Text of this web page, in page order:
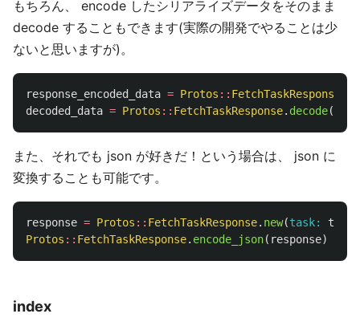
もちろん、 encode したシリアライズデータをそのまま
decode することもできます(実際の開発でやることは少
ないと思いますが)。
response_encoded_data = Protos :: FetchTaskResponse
decoded_data = Protos :: FetchTaskResponse. decode(
また、それでも json が好きだ！という場合は、 json に
変換することも可能です。
response = Protos :: FetchTaskResponse. new(task:
Protos :: FetchTaskResponse. encode_json( response)
index